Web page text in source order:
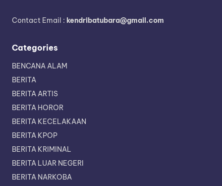
Contact Email : kendribatubara@gmail.com
Categories
BENCANA ALAM
BERITA
BERITA ARTIS
BERITA HOROR
BERITA KECELAKAAN
BERITA KPOP
BERITA KRIMINAL
BERITA LUAR NEGERI
BERITA NARKOBA